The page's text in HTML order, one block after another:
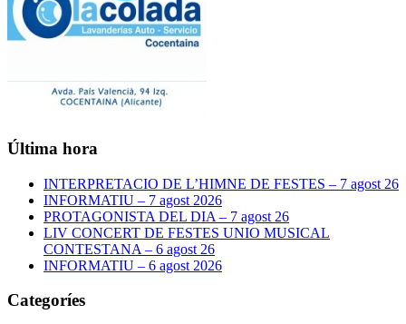
Última hora
INTERPRETACIO DE L’HIMNE DE FESTES – 7 agost 26
INFORMATIU – 7 agost 2026
PROTAGONISTA DEL DIA – 7 agost 26
LIV CONCERT DE FESTES UNIO MUSICAL
CONTESTANA – 6 agost 26
INFORMATIU – 6 agost 2026
Categoríes